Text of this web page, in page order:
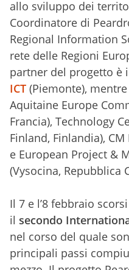
allo sviluppo dei
Coordinatore di
Regional Information
rete delle Regioni
partner del progetto è
ICT (Piemonte),
Aquitaine Europe
Francia), Technology
Finland, Finlandia),
e European Project &
(Vysocina, Repubblica
Il 7 e l’8 febbraio
il secondo
nel corso del quale
principali passi